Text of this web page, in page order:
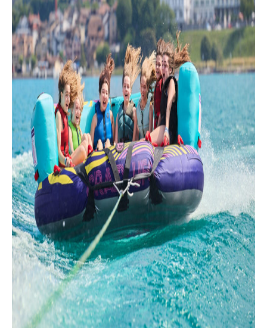
コンサルタント紹介
合格実績
会社概要
お問い合わせ